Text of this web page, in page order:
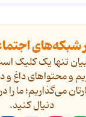
شبکه‌های
تنها یک کلیک
و محتواهای داغ و
می‌گذاریم؛ ما
دنیال کنید.